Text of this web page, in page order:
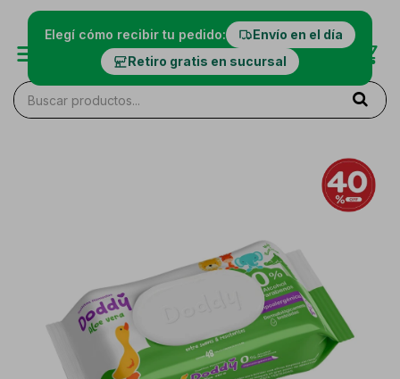
Elegí cómo recibir tu pedido:
Envío en el día
Retiro gratis en sucursal